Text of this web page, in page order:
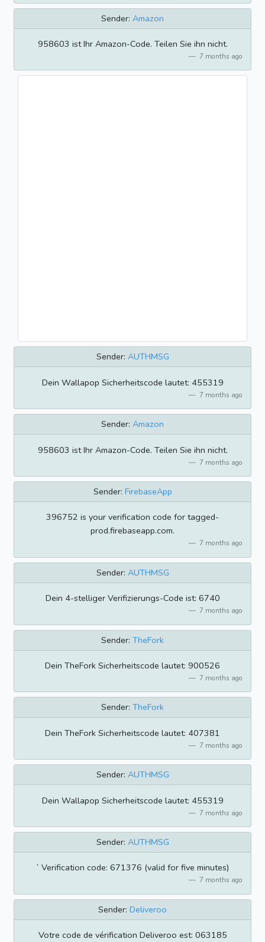
Sender: Amazon
958603 ist Ihr Amazon-Code. Teilen Sie ihn nicht.
7 months ago
Sender: AUTHMSG
Dein Wallapop Sicherheitscode lautet: 455319
7 months ago
Sender: Amazon
958603 ist Ihr Amazon-Code. Teilen Sie ihn nicht.
7 months ago
Sender: FirebaseApp
396752 is your verification code for tagged-
prod.firebaseapp.com.
7 months ago
Sender: AUTHMSG
Dein 4-stelliger Verifizierungs-Code ist: 6740
7 months ago
Sender: TheFork
Dein TheFork Sicherheitscode lautet: 900526
7 months ago
Sender: TheFork
Dein TheFork Sicherheitscode lautet: 407381
7 months ago
Sender: AUTHMSG
Dein Wallapop Sicherheitscode lautet: 455319
7 months ago
Sender: AUTHMSG
` Verification code: 671376 (valid for five minutes)
7 months ago
Sender: Deliveroo
Votre code de vérification Deliveroo est: 063185